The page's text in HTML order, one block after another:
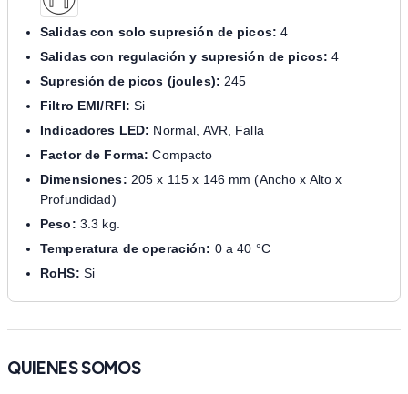
Salidas con solo supresión de picos: 4
Salidas con regulación y supresión de picos: 4
Supresión de picos (joules): 245
Filtro EMI/RFI: Si
Indicadores LED: Normal, AVR, Falla
Factor de Forma: Compacto
Dimensiones: 205 x 115 x 146 mm (Ancho x Alto x
Profundidad)
Peso: 3.3 kg.
Temperatura de operación: 0 a 40 °C
RoHS: Si
QUIENES SOMOS